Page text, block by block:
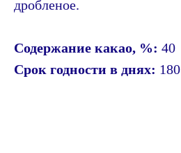
дробленое.
Содержание какао, %: 40
Срок годности в днях: 180
О бренде
О нас
Напишите нам